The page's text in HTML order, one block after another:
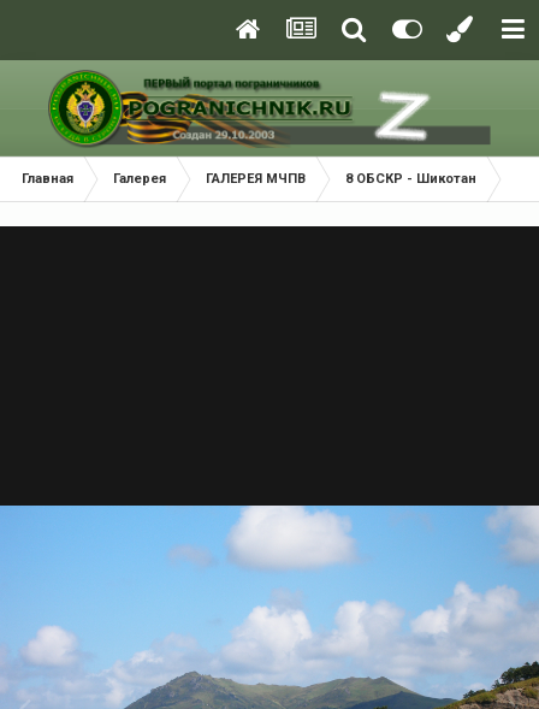
Главная Галерея ГАЛЕРЕЯ МЧПВ 8 ОБСКР - Шикотан